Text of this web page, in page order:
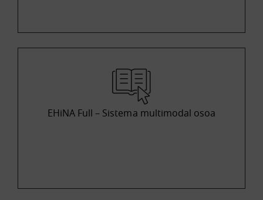
EHiNA Full – Sistema multimodal osoa